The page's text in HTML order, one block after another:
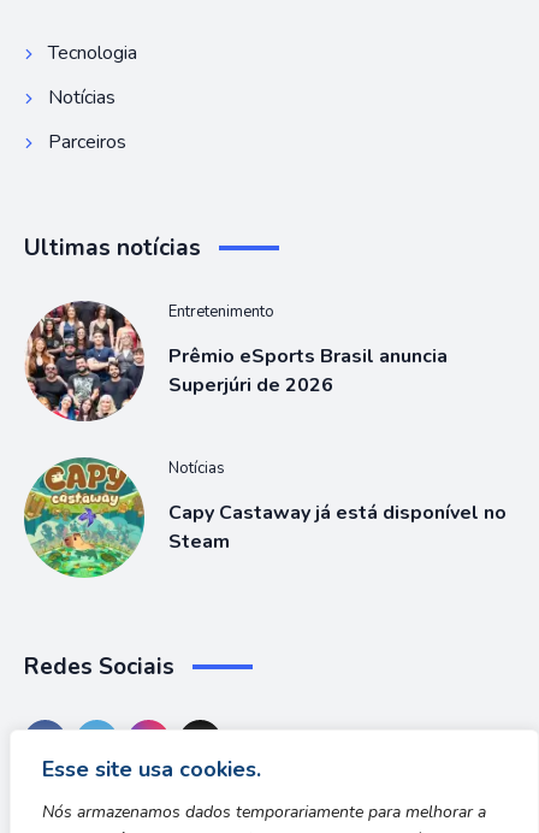
Esse site usa cookies.
Nós armazenamos dados temporariamente para melhorar a
Tecnologia
Notícias
Parceiros
Ultimas notícias
Entretenimento
Prêmio eSports Brasil anuncia
Superjúri de 2026
Notícias
Capy Castaway já está disponível no
Steam
Redes Sociais